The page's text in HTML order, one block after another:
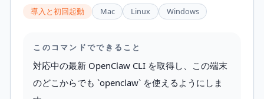
導入と初回起動 Mac Linux Windows
このコマンドでできること
対応中の最新 OpenClaw CLI を取得し、この端末
のどこからでも `openclaw` を使えるようにしま